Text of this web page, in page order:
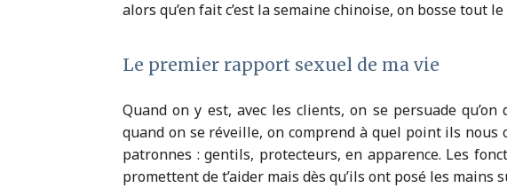
alors qu’en fait c’est la semaine chinoise, on bosse tout
Le premier rapport sexuel de ma vie
Quand on y est, avec les clients, on se persuade qu’on
quand on se réveille, on comprend à quel point ils nous
patronnes : gentils, protecteurs, en apparence. Les
promettent de t’aider mais dès qu’ils ont posé les mains